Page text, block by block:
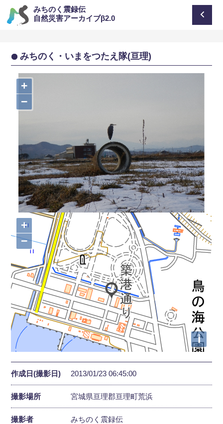
みちのく震録伝
自然災害アーカイブβ2.0
みちのく・いまをつたえ隊(亘理)
+
−
+
−
i
作成日(撮影日) 2013/01/23 06:45:00
撮影場所 宮城県亘理郡亘理町荒浜
撮影者 みちのく震録伝